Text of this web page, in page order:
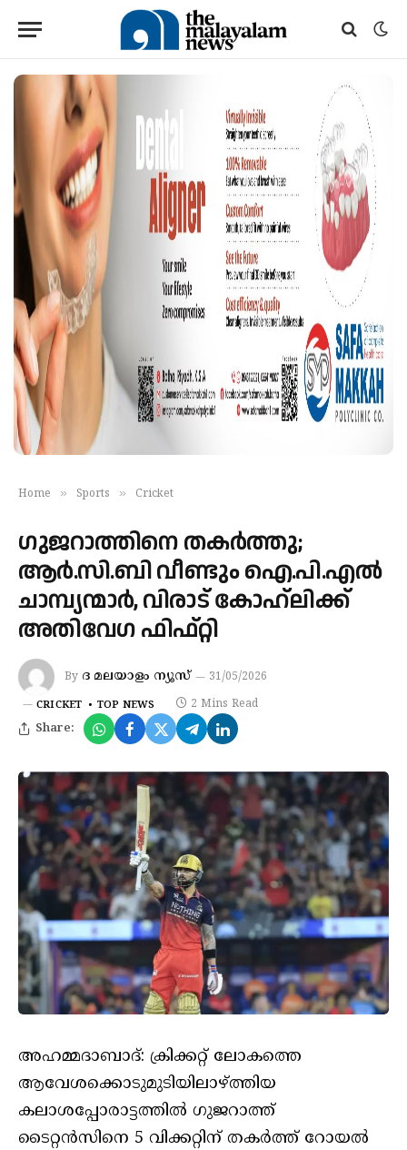
Home » Sports » Cricket
ഗുജറാത്തിനെ തകർത്തു;
ആർ.സി.ബി വീണ്ടും ഐ.പി.എൽ
ചാമ്പ്യന്മാർ, വിരാട് കോഹ്‌ലിക്ക്
അതിവേഗ ഫിഫ്റ്റി
By ദ മലയാളം ന്യൂസ് 31/05/2026
CRICKET TOP NEWS 2 Mins Read
Share:
അഹമ്മദാബാദ്: ക്രിക്കറ്റ് ലോകത്തെ
ആവേശക്കൊടുമുടിയിലാഴ്ത്തിയ
കലാശപ്പോരാട്ടത്തിൽ ഗുജറാത്ത്
ടൈറ്റൻസിനെ 5 വിക്കറ്റിന് തകർത്ത് റോയൽ